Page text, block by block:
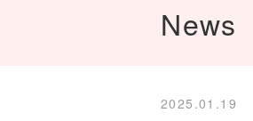
News
2025.01.19